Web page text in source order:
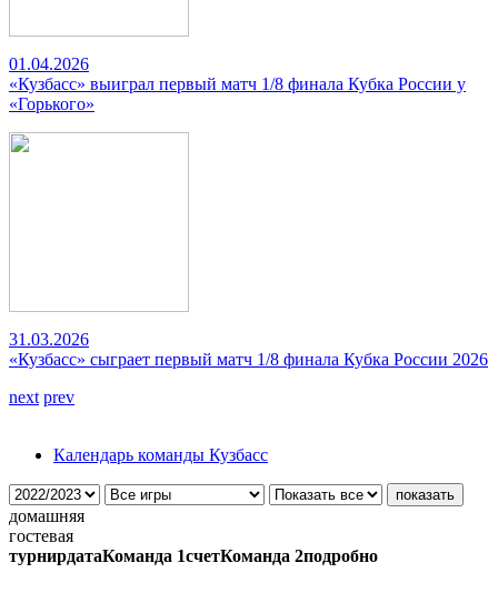
01.04.2026
«Кузбасс» выиграл первый матч 1/8 финала Кубка России у
«Горького»
31.03.2026
«Кузбасс» сыграет первый матч 1/8 финала Кубка России 2026
next prev
Календарь команды Кузбасс
домашняя
гостевая
турнирдатаКоманда 1счетКоманда 2подробно